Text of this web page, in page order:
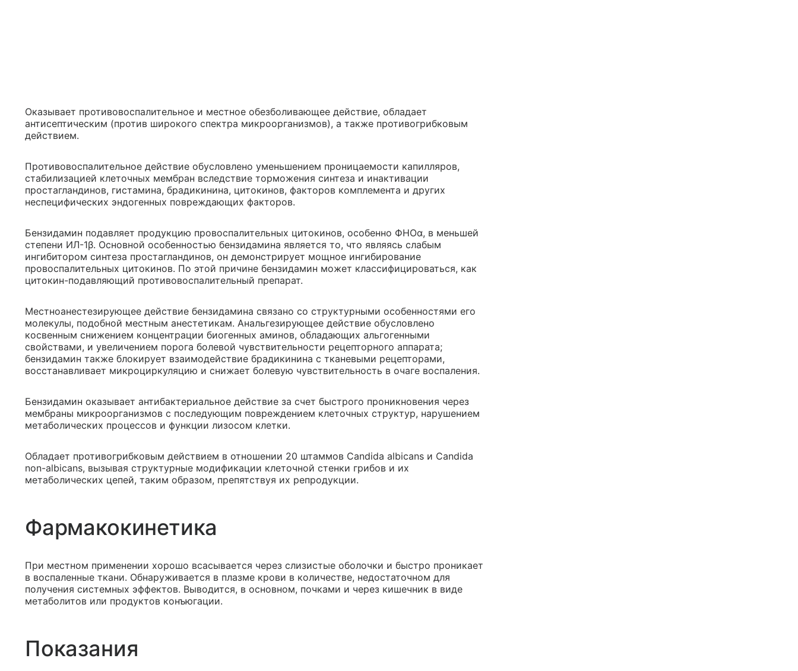
Оказывает противовоспалительное и местное обезболивающее действие, обладает
антисептическим (против широкого спектра микроорганизмов), а также противогрибковым
действием.
Противовоспалительное действие обусловлено уменьшением проницаемости капилляров,
стабилизацией клеточных мембран вследствие торможения синтеза и инактивации
простагландинов, гистамина, брадикинина, цитокинов, факторов комплемента и других
неспецифических эндогенных повреждающих факторов.
Бензидамин подавляет продукцию провоспалительных цитокинов, особенно ФНОα, в меньшей
степени ИЛ-1β. Основной особенностью бензидамина является то, что являясь слабым
ингибитором синтеза простагландинов, он демонстрирует мощное ингибирование
провоспалительных цитокинов. По этой причине бензидамин может классифицироваться, как
цитокин-подавляющий противовоспалительный препарат.
Местноанестезирующее действие бензидамина связано со структурными особенностями его
молекулы, подобной местным анестетикам. Анальгезирующее действие обусловлено
косвенным снижением концентрации биогенных аминов, обладающих альгогенными
свойствами, и увеличением порога болевой чувствительности рецепторного аппарата;
бензидамин также блокирует взаимодействие брадикинина с тканевыми рецепторами,
восстанавливает микроциркуляцию и снижает болевую чувствительность в очаге воспаления.
Бензидамин оказывает антибактериальное действие за счет быстрого проникновения через
мембраны микроорганизмов с последующим повреждением клеточных структур, нарушением
метаболических процессов и функции лизосом клетки.
Обладает противогрибковым действием в отношении 20 штаммов Candida albicans и Candida
non-albicans, вызывая структурные модификации клеточной стенки грибов и их
метаболических цепей, таким образом, препятствуя их репродукции.
Фармакокинетика
При местном применении хорошо всасывается через слизистые оболочки и быстро проникает
в воспаленные ткани. Обнаруживается в плазме крови в количестве, недостаточном для
получения системных эффектов. Выводится, в основном, почками и через кишечник в виде
метаболитов или продуктов конъюгации.
Показания